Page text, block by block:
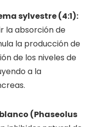
sylvestre (4:1):
la absorción de
la producción de
de los niveles de
a la
(Phaseolus